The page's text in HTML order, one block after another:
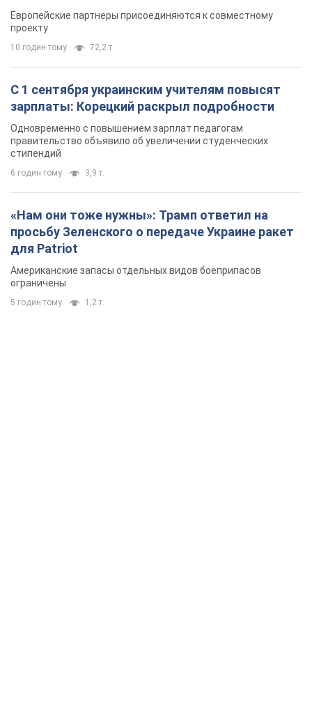
Видео
Европейские партнеры присоединяются к совместному
проекту
10 годин тому 72,2 т.
С 1 сентября украинским учителям повысят
зарплаты: Корецкий раскрыл подробности
Одновременно с повышением зарплат педагогам
правительство объявило об увеличении студенческих
стипендий
6 годин тому 3,9 т.
«Нам они тоже нужны»: Трамп ответил на
просьбу Зеленского о передаче Украине ракет
для Patriot
Американские запасы отдельных видов боеприпасов
ограничены
5 годин тому 1,2 т.